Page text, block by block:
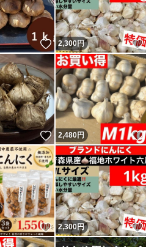
いいね！
2,300円
いいね！
2,480円
いいね！
2,300円